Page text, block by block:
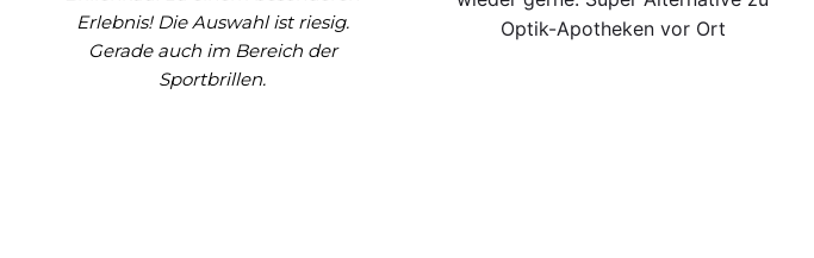
Erlebnis! Die Auswahl ist riesig.
Gerade auch im Bereich der
Sportbrillen.
Optik-Apotheken vor Ort